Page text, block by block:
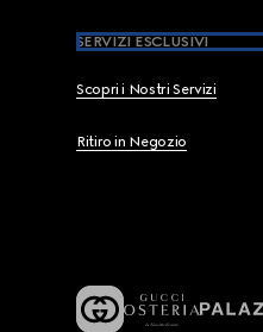
SERVIZI ESCLUSIVI
Scopri i Nostri Servizi
Ritiro in Negozio